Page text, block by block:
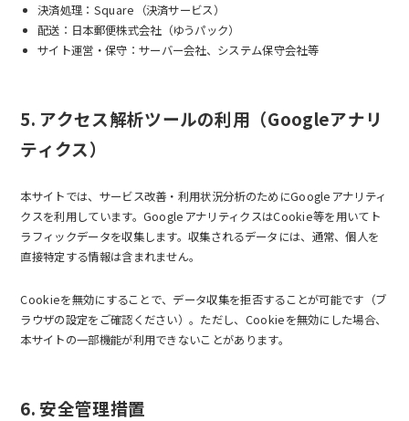
決済処理：Square（決済サービス）
配送：日本郵便株式会社（ゆうパック）
サイト運営・保守：サーバー会社、システム保守会社等
5. アクセス解析ツールの利用（Googleアナリ
ティクス）
本サイトでは、サービス改善・利用状況分析のためにGoogleアナリティ
クスを利用しています。GoogleアナリティクスはCookie等を用いてト
ラフィックデータを収集します。収集されるデータには、通常、個人を
直接特定する情報は含まれません。
Cookieを無効にすることで、データ収集を拒否することが可能です（ブ
ラウザの設定をご確認ください）。ただし、Cookieを無効にした場合、
本サイトの一部機能が利用できないことがあります。
6. 安全管理措置